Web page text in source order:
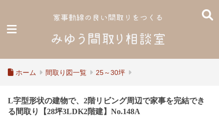
ホーム 間取り図一覧 25～30坪
L字型形状の建物で、2階リビング周辺で家事を完結でき
る間取り【28坪3LDK2階建】No.148A